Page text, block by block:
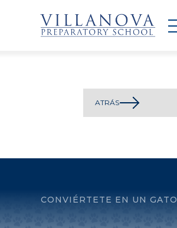
ATRÁS
CONVIÉRTETE EN UN